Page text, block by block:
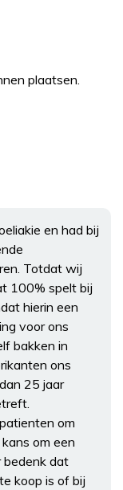
plaatsen.
en had bij
Totdat wij
100% spelt bij
hierin een
voor ons
bakken in
ons
25 jaar
om
om een
bedenk dat
koop is of bij